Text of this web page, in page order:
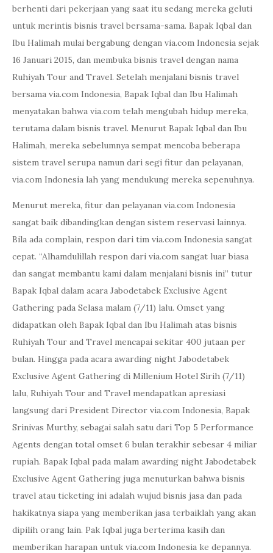
berhenti dari pekerjaan yang saat itu sedang mereka geluti
untuk merintis bisnis travel bersama-sama. Bapak Iqbal dan
Ibu Halimah mulai bergabung dengan via.com Indonesia sejak
16 Januari 2015, dan membuka bisnis travel dengan nama
Ruhiyah Tour and Travel. Setelah menjalani bisnis travel
bersama via.com Indonesia, Bapak Iqbal dan Ibu Halimah
menyatakan bahwa via.com telah mengubah hidup mereka,
terutama dalam bisnis travel. Menurut Bapak Iqbal dan Ibu
Halimah, mereka sebelumnya sempat mencoba beberapa
sistem travel serupa namun dari segi fitur dan pelayanan,
via.com Indonesia lah yang mendukung mereka sepenuhnya.
Menurut mereka, fitur dan pelayanan via.com Indonesia
sangat baik dibandingkan dengan sistem reservasi lainnya.
Bila ada complain, respon dari tim via.com Indonesia sangat
cepat. “Alhamdulillah respon dari via.com sangat luar biasa
dan sangat membantu kami dalam menjalani bisnis ini” tutur
Bapak Iqbal dalam acara Jabodetabek Exclusive Agent
Gathering pada Selasa malam (7/11) lalu. Omset yang
didapatkan oleh Bapak Iqbal dan Ibu Halimah atas bisnis
Ruhiyah Tour and Travel mencapai sekitar 400 jutaan per
bulan. Hingga pada acara awarding night Jabodetabek
Exclusive Agent Gathering di Millenium Hotel Sirih (7/11)
lalu, Ruhiyah Tour and Travel mendapatkan apresiasi
langsung dari President Director via.com Indonesia, Bapak
Srinivas Murthy, sebagai salah satu dari Top 5 Performance
Agents dengan total omset 6 bulan terakhir sebesar 4 miliar
rupiah. Bapak Iqbal pada malam awarding night Jabodetabek
Exclusive Agent Gathering juga menuturkan bahwa bisnis
travel atau ticketing ini adalah wujud bisnis jasa dan pada
hakikatnya siapa yang memberikan jasa terbaiklah yang akan
dipilih orang lain. Pak Iqbal juga berterima kasih dan
memberikan harapan untuk via.com Indonesia ke depannya.